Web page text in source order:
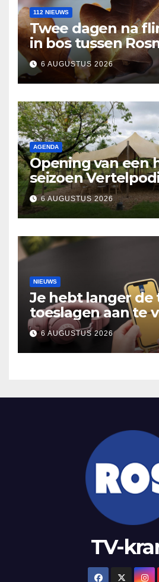
112 NIEUWS
Twee dagen na
in bos tussen
Nuland
6 AUGUSTUS 2026
AGENDA
Opening van een
seizoen
Lopende Vuur’.
verhalen in
Hooidonk
6 AUGUSTUS 2026
NIEUWS
Je hebt langer de
toeslagen aan te
2025
6 AUGUSTUS 2026
TV-